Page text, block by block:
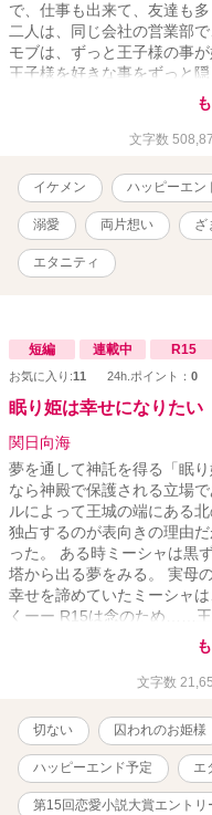
で、仕事も出来て、友達も
二人は、同じ会社の営業部
モブは、ずっと王子様の事
王子様を好きな事をずっと
れて初めて好きになった女
した事のない彼は、モブに
そんな二人は、同じ会社に
てしまいました。 もう、二
『無かった事にしてしまえ
きらめて、一生地味で根暗
んなの前でそう語りました
よ」 満面の笑みで、一縷の
表情でした。 「ばっかじゃ
のです。 モブが王子様と面
たんだと思い、ドン引きで
なんで告白しないんですか
員に突っ込まれました。 後
だと思っていたけど、誰か
した 「ふ～ん。じゃぁ、次
か？ 酔っ払って僕に何し
めるんなら、責任取って僕
唯一仲の良い、男性後輩社
した。 彼はモブが王子様を
れで好きになったモブに初
モブが王子様を好きな事を
るもので、自分を好きな別
時そう思っても、口には出
力回避系ラブストーリーです
文字数
イケメン ハッピーエン
溺愛 両片想い ざ
エタニティ
短編 連載中 R15
お気に入り:11 24h.ポイント： 0
眠り姫は幸せになりたい
関日向海
夢を通して神託を得る「眠
なら神殿で保護される立場
ルによって王城の端にある
独占するのが表向きの理由
った。 ある時ミーシャは黒
塔から出る夢をみる。 実母
幸せを諦めていたミーシャ
くーー R15は念のため……
しそうなので保険かけてお
す。 見切り発車なので更新
しくお願いします。文字数
切ない 囚われのお姫様
ハッピーエンド予定 エ
第15回恋愛小説大賞エントリ